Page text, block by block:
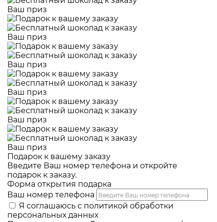
Ваш приз
Ваш приз
Ваш приз
Ваш приз
Ваш приз
Ваш приз
Подарок к вашему заказу
Введите Ваш номер телефона и откройте
подарок к заказу.
Форма открытия подарка
Ваш номер телефона
Я соглашаюсь с политикой обработки
персональных данных